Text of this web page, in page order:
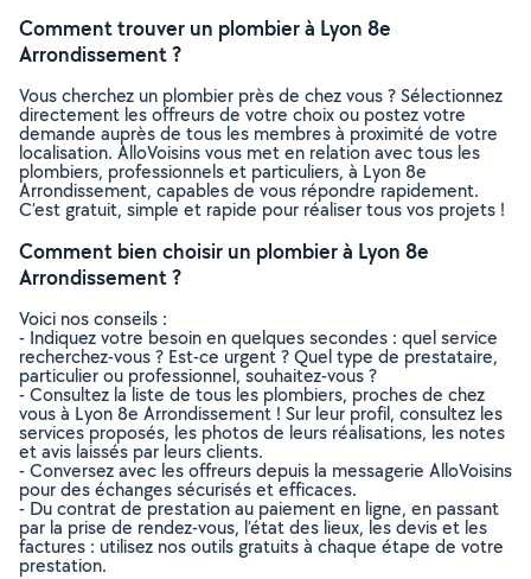
Comment trouver un plombier à Lyon 8e
Arrondissement ?
Vous cherchez un plombier près de chez vous ? Sélectionnez
directement les offreurs de votre choix ou postez votre
demande auprès de tous les membres à proximité de votre
localisation. AlloVoisins vous met en relation avec tous les
plombiers, professionnels et particuliers, à Lyon 8e
Arrondissement, capables de vous répondre rapidement.
C’est gratuit, simple et rapide pour réaliser tous vos projets !
Comment bien choisir un plombier à Lyon 8e
Arrondissement ?
Voici nos conseils :
- Indiquez votre besoin en quelques secondes : quel service
recherchez-vous ? Est-ce urgent ? Quel type de prestataire,
particulier ou professionnel, souhaitez-vous ?
- Consultez la liste de tous les plombiers, proches de chez
vous à Lyon 8e Arrondissement ! Sur leur profil, consultez les
services proposés, les photos de leurs réalisations, les notes
et avis laissés par leurs clients.
- Conversez avec les offreurs depuis la messagerie AlloVoisins
pour des échanges sécurisés et efficaces.
- Du contrat de prestation au paiement en ligne, en passant
par la prise de rendez-vous, l’état des lieux, les devis et les
factures : utilisez nos outils gratuits à chaque étape de votre
prestation.